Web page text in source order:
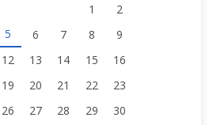
1
2
5 6 7 8
9
12 13 14 15
16
19 20 21 22
23
26 27 28 29
30